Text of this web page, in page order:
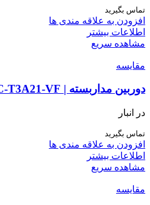
تماس بگیرید
افزودن به علاقه مندی ها
اطلاعات بیشتر
مشاهده سریع
مقایسه
دوربین مداربسته | HAC-T3A21-VF | (گارانتی اصلی)
در انبار
تماس بگیرید
افزودن به علاقه مندی ها
اطلاعات بیشتر
مشاهده سریع
مقایسه